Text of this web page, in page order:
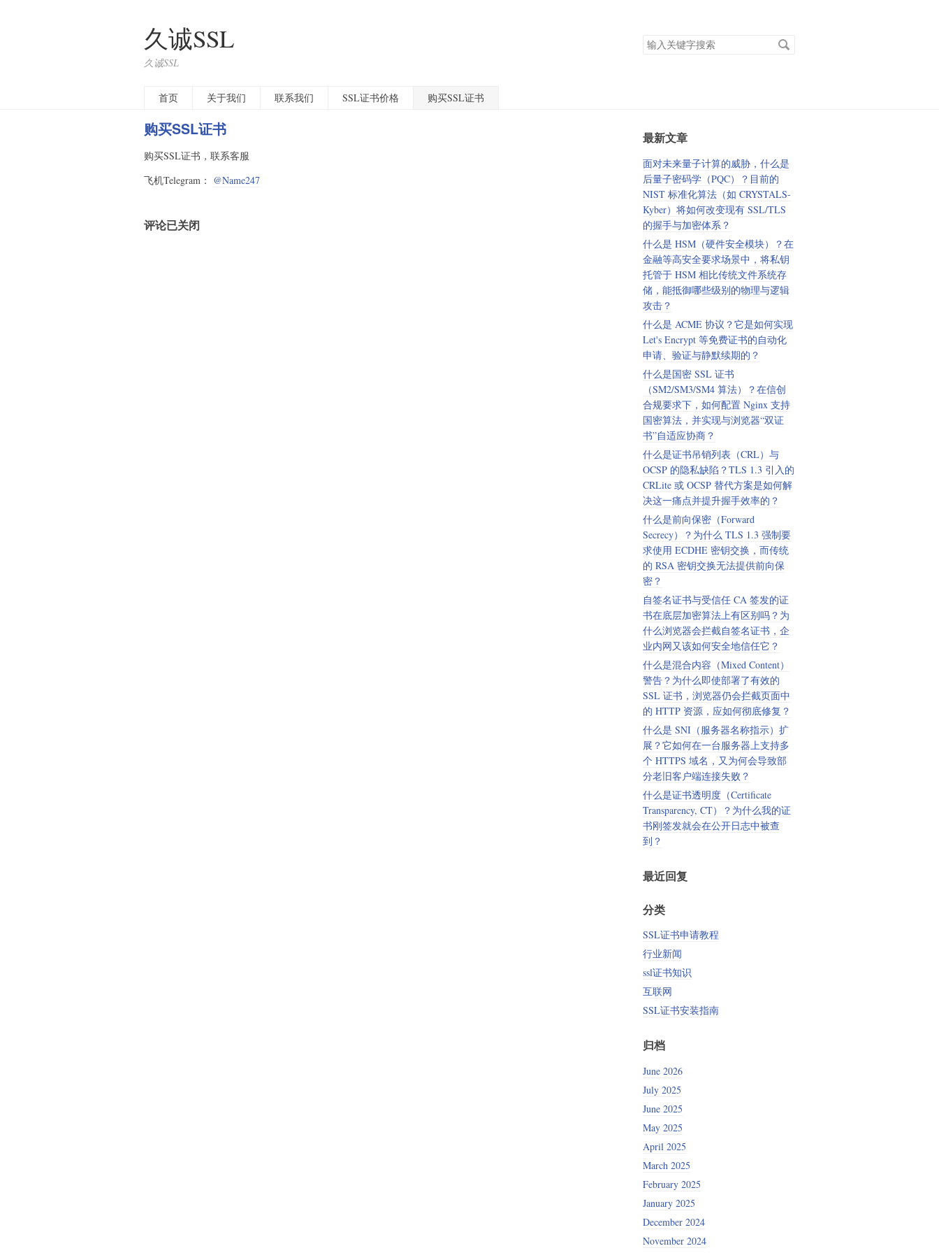
久诚SSL
久诚SSL
搜
索
首页
关于我们 联系我们 SSL证书价格 购买SSL证书
购买SSL证书
购买SSL证书，联系客服
飞机Telegram： @Name247
评论已关闭
最新文章
面对未来量子计算的威胁，什么是
后量子密码学（PQC）？目前的
NIST 标准化算法（如 CRYSTALS-
Kyber）将如何改变现有 SSL/TLS
的握手与加密体系？
什么是 HSM（硬件安全模块）？在
金融等高安全要求场景中，将私钥
托管于 HSM 相比传统文件系统存
储，能抵御哪些级别的物理与逻辑
攻击？
什么是 ACME 协议？它是如何实现
Let's Encrypt 等免费证书的自动化
申请、验证与静默续期的？
什么是国密 SSL 证书
（SM2/SM3/SM4 算法）？在信创
合规要求下，如何配置 Nginx 支持
国密算法，并实现与浏览器“双证
书”自适应协商？
什么是证书吊销列表（CRL）与
OCSP 的隐私缺陷？TLS 1.3 引入的
CRLite 或 OCSP 替代方案是如何解
决这一痛点并提升握手效率的？
什么是前向保密（Forward
Secrecy）？为什么 TLS 1.3 强制要
求使用 ECDHE 密钥交换，而传统
的 RSA 密钥交换无法提供前向保
密？
自签名证书与受信任 CA 签发的证
书在底层加密算法上有区别吗？为
什么浏览器会拦截自签名证书，企
业内网又该如何安全地信任它？
什么是混合内容（Mixed Content）
警告？为什么即使部署了有效的
SSL 证书，浏览器仍会拦截页面中
的 HTTP 资源，应如何彻底修复？
什么是 SNI（服务器名称指示）扩
展？它如何在一台服务器上支持多
个 HTTPS 域名，又为何会导致部
分老旧客户端连接失败？
什么是证书透明度（Certificate
Transparency, CT）？为什么我的证
书刚签发就会在公开日志中被查
到？
最近回复
分类
SSL证书申请教程
行业新闻
ssl证书知识
互联网
SSL证书安装指南
归档
June 2026
July 2025
June 2025
May 2025
April 2025
March 2025
February 2025
January 2025
December 2024
November 2024